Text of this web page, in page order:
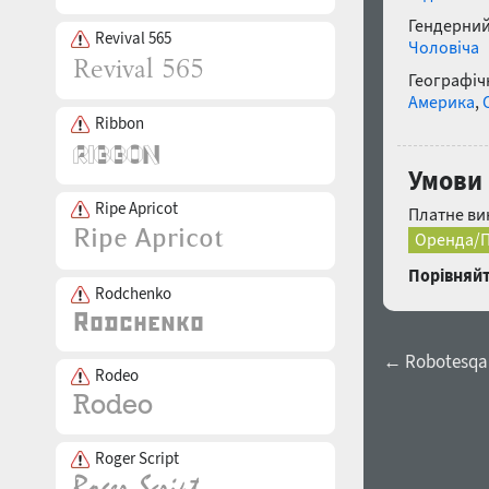
Revival 565
Ribbon
Ripe Apricot
Rodchenko
Rodeo
Roger Script
Чоловіча
Америка,
Умови
Платне
Оренда/
←